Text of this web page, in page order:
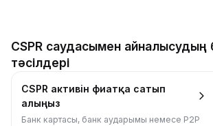
CSPR саудасымен айналысудың
тәсілдері
CSPR активін фиатқа сатып
алыңыз
Банк картасы, банк аударымы немесе P2P